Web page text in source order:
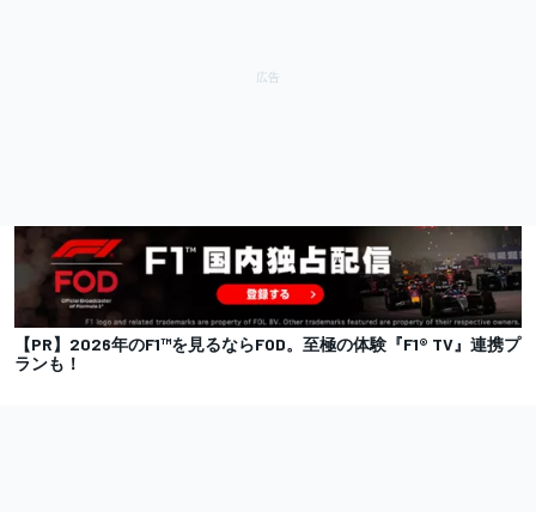
【PR】2026年のF1™を見るならFOD。至極の体験『F1® TV』連携プ
ランも！